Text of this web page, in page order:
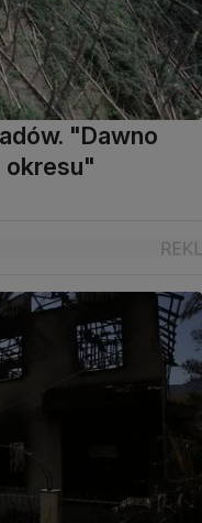
"Dawno
okresu"